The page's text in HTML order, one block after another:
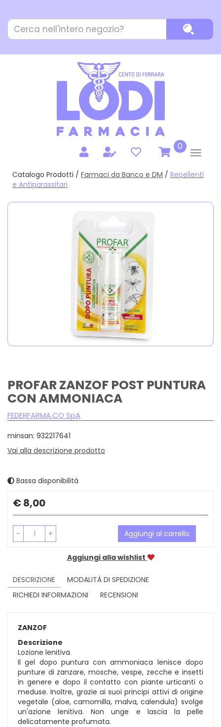
contenuto
principale
Cerca
Prodotto
0prodotti
inseriti
Catalogo Prodotti / Farmaci da Banco e DM / Repellenti
e Antiparassitari
PROFAR ZANZOF POST PUNTURA
CON AMMONIACA
FEDERFARMA.CO SpA
minsan: 932217641
Vai alla descrizione prodotto
Bassa disponibilità
Prezzo
€ 8,00
- + Aggiungi al carrello
Aggiungi alla wishlist
DESCRIZIONE
MODALITÀ DI SPEDIZIONE
RICHIEDI INFORMAZIONI
RECENSIONI
ZANZOF
Descrizione
Lozione lenitiva.
Il gel dopo puntura con ammoniaca lenisce dopo
punture di zanzare, mosche, vespe, zecche e insetti
in genere e dopo il contatto con piante urticanti o
meduse. Inoltre, grazie ai suoi principi attivi di origine
vegetale (aloe, camomilla, malva, calendula) svolge
un'azione lenitiva. Non unge e lascia la pelle
delicatamente profumata.